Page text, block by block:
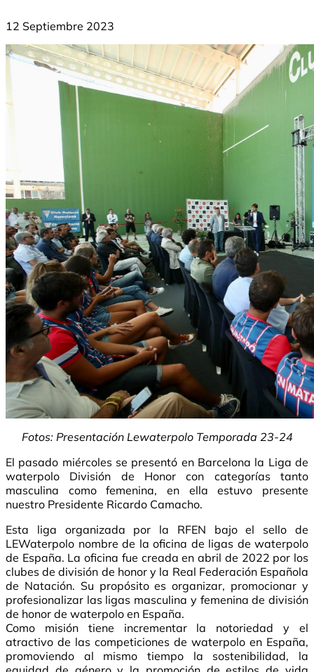
12 Septiembre 2023
Fotos: Presentación Lewaterpolo Temporada 23-24
El pasado miércoles se presentó en Barcelona la Liga de
waterpolo División de Honor con categorías tanto
masculina como femenina, en ella estuvo presente
nuestro Presidente Ricardo Camacho.
Esta liga organizada por la RFEN bajo el sello de
LEWaterpolo nombre de la oficina de ligas de waterpolo
de España. La oficina fue creada en abril de 2022 por los
clubes de división de honor y la Real Federación Española
de Natación. Su propósito es organizar, promocionar y
profesionalizar las ligas masculina y femenina de división
de honor de waterpolo en España.
Como misión tiene incrementar la notoriedad y el
atractivo de las competiciones de waterpolo en España,
promoviendo al mismo tiempo la sostenibilidad, la